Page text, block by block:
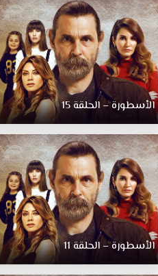
الأسطورة – الحلقة 15
الأسطورة – الحلقة 11